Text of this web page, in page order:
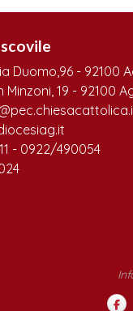
Duomo,96 - 92100
Minzoni, 19 - 92100
- 0922/490054